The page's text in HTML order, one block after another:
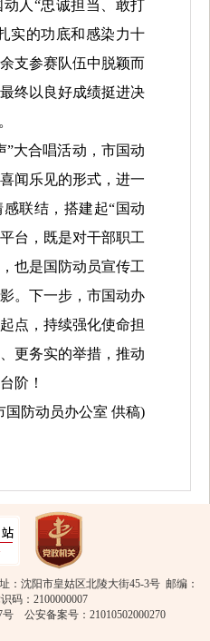
人“忠诚担当、敢打
实的功底和感染力十
支参赛队伍中脱颖而
最终以 良好成绩挺进决
大合唱活动， 市国动
闻乐见的形式，进一
联结，搭建起“国动
台 ， 既是对干部职工
也是国防动员宣传工
。 下一步， 市国动办
点，持续强化使命担
更务实的举措，推动
阶！
国防动员办公室 供稿)
：沈阳市皇姑区北陵大街45-3号 邮编：
码：2100000007
号
公安备案号：21010502000270